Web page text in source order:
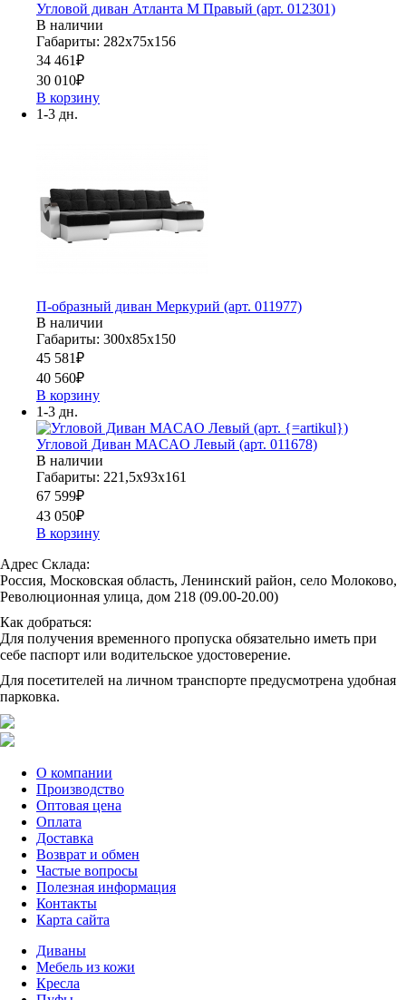
Угловой диван Атланта М Правый (арт. 012301)
В наличии
Габариты: 282х75х156
34 461₽
30 010₽
В корзину
1-3 дн.
П-образный диван Меркурий (арт. 011977)
В наличии
Габариты: 300х85х150
45 581₽
40 560₽
В корзину
1-3 дн.
Угловой Диван MACAO Левый (арт. 011678)
В наличии
Габариты: 221,5х93х161
67 599₽
43 050₽
В корзину
Адрес Склада:
Россия, Московская область, Ленинский район, село Молоково,
Революционная улица, дом 218 (09.00-20.00)
Как добраться:
Для получения временного пропуска обязательно иметь при
себе паспорт или водительское удостоверение.
Для посетителей на личном транспорте предусмотрена удобная
парковка.
О компании
Производство
Оптовая цена
Оплата
Доставка
Возврат и обмен
Частые вопросы
Полезная информация
Контакты
Карта сайта
Диваны
Мебель из кожи
Кресла